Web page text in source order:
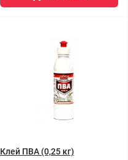
Клей ПВА (0,25 кг)